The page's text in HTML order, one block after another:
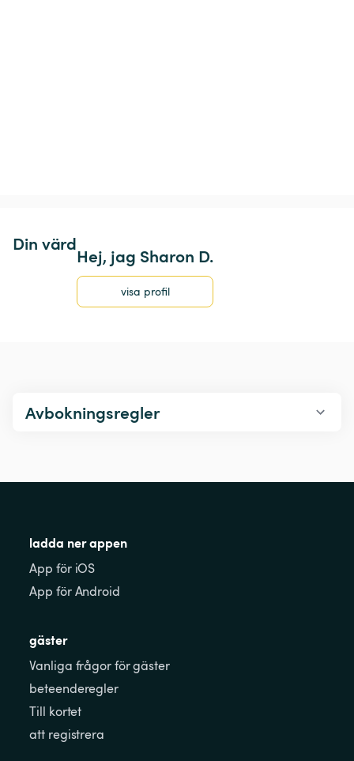
Din värd
Hej, jag Sharon D.
visa profil
Avbokningsregler
ladda ner appen
App för iOS
App för Android
gäster
Vanliga frågor för gäster
beteenderegler
Till kortet
att registrera